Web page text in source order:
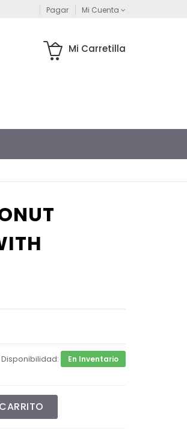
Pagar Mi Cuenta
Mi Carretilla
Disponibilidad: En Inventario